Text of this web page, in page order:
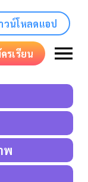
วน์โหลดแอป
รเรียน
พ